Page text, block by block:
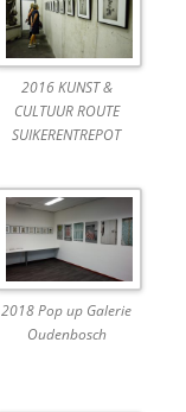
2016 KUNST &
CULTUUR ROUTE
SUIKERENTREPOT
2018 Pop up Galerie
Oudenbosch